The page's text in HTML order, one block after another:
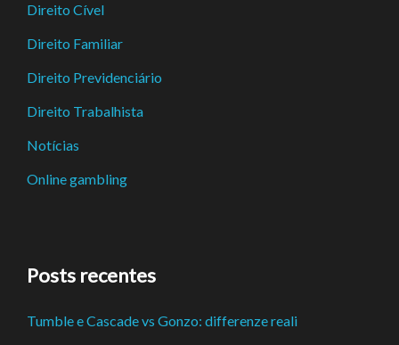
Direito Cível
Direito Familiar
Direito Previdenciário
Direito Trabalhista
Notícias
Online gambling
Posts recentes
Tumble e Cascade vs Gonzo: differenze reali